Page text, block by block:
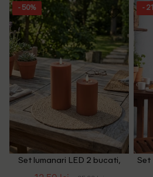
- 50%
Set lumanari LED 2 bucati,
-
Set